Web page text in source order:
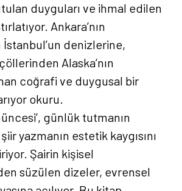
duyguları ve ihmal edilen
Ankara’nın
İstanbul’un denizlerine,
Alaska’nın
coğrafi ve duygusal bir
okuru.
günlük tutmanın
yazmanın estetik kaygısını
Şairin kişisel
süzülen dizeler, evrensel